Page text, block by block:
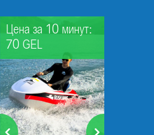
Цена за 10 минут:
70 GEL